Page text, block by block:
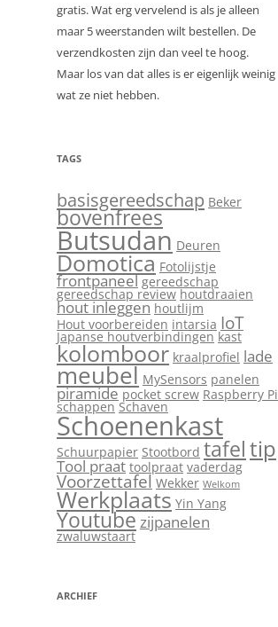
gratis. Wat erg vervelend is als je alleen
maar 5 weerstanden wilt bestellen. De
verzendkosten zijn dan veel te hoog.
Maar los van dat alles is er eigenlijk weinig
wat ze niet hebben.
TAGS
basisgereedschap Beker
bovenfrees
Butsudan Deuren
Domotica Fotolijstje
frontpaneel gereedschap
gereedschap review houtdraaien
hout inleggen houtlijm
Hout voorbereiden intarsia IoT
Japanse houtverbindingen kast
kolomboor kraalprofiel lade
meubel MySensors panelen
piramide pocket screw Raspberry Pi
schappen Schaven
Schoenenkast
Schuurpapier Stootbord tafeltip
Tool praat toolpraat vaderdag
Voorzettafel Wekker Welkom
Werkplaats Yin Yang
Youtubezijpanelen
zwaluwstaart
ARCHIEF